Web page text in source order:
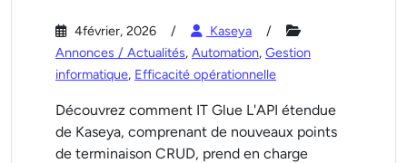
4février, 2026
Kaseya
Annonces / Actualités, Automation, Gestion
informatique, Efficacité opérationnelle
Découvrez comment IT Glue L'API étendue
de Kaseya, comprenant de nouveaux points
de terminaison CRUD, prend en charge